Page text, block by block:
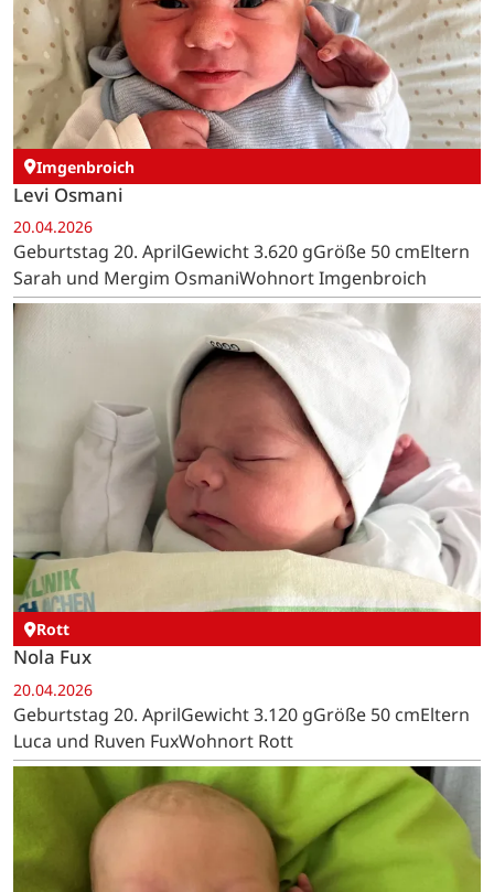
Imgenbroich
Levi Osmani
20.04.2026
Geburtstag 20. AprilGewicht 3.620 gGröße 50 cmEltern
Sarah und Mergim OsmaniWohnort Imgenbroich
Rott
Nola Fux
20.04.2026
Geburtstag 20. AprilGewicht 3.120 gGröße 50 cmEltern
Luca und Ruven FuxWohnort Rott